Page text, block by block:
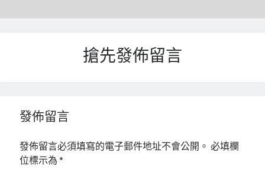
搶先發佈留言
發佈留言
發佈留言必須填寫的電子郵件地址不會公開。 必填欄
位標示為*